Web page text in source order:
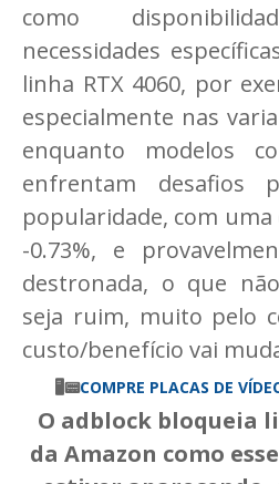
como
necessidades
linha RTX 4060, por
especialmente nas
enquanto modelos
enfrentam desafios
popularidade, com uma
-0.73%, e
destronada, o que
seja ruim, muito pelo
custo/benefício vai
🖥📟COMPRE PLACAS DE
O adblock bloqueia
da Amazon como